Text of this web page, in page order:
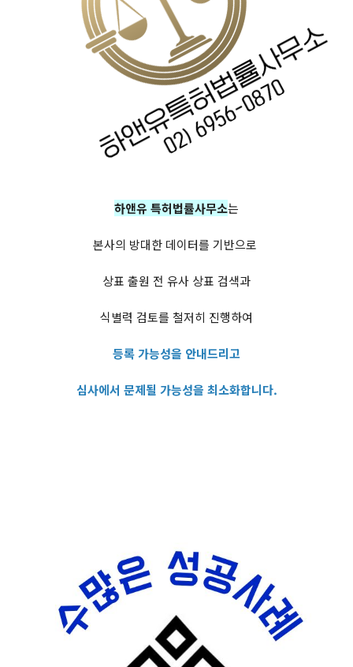
하앤유 특허법률사무소는
본사의 방대한 데이터를 기반으로
상표 출원 전 유사 상표 검색과
식별력 검토를 철저히 진행하여
등록 가능성을 안내드리고
심사에서 문제될 가능성을 최소화합니다.